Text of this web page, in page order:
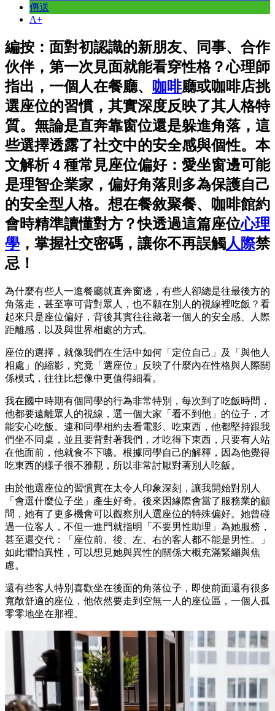
傳送
A+
編按：面對初認識的新朋友、同事、合作
伙伴，第一次見面就能看穿性格？心理師
指出，一個人在餐廳、
咖啡廳或咖啡店挑
選座位的習慣，其實深度反映了其人格特
質。無論是直奔靠窗位還是躲進角落，這
些選擇透露了社交中的安全感與個性。本
文解析 4 種常見座位偏好：愛坐窗邊可能
是理智企業家，偏好角落則多為保護自己
的安全型人格。想在餐敘聚餐、咖啡館約
會時精準讀懂對方？快透過這篇座位心理
學 ，掌握社交密碼，讓你不再誤觸人際禁
忌！
為什麼有些人一進餐廳就直奔窗邊，有些人卻總是往最後方的
角落走，甚至寧可背對眾人，也不願在別人的視線裡吃飯？看
起來只是座位偏好，背後其實往往藏著一個人的安全感、人際
距離感，以及與世界相處的方式。
座位的選擇，就像我們在生活中如何「定位自己」及「與他人
相處」的縮影，究竟「選座位」反映了什麼內在性格與人際關
係模式，往往比想像中更值得細看。
我在國中時期有個同學的行為非常特別，每次到了吃飯時間，
他都要遠離眾人的視線，選一個大家「看不到他」的位子，才
能安心吃飯。連和同學相約去看電影、吃東西，他都堅持跟我
們坐不同桌，並且要背對著我們，才吃得下東西，只要有人站
在他面前，他就食不下嚥。根據同學自己的解釋，因為他覺得
吃東西的樣子很不雅觀，所以非常討厭對著別人吃飯。
由於他選座位的習慣實在太令人印象深刻，讓我開始對別人
「會選什麼位子坐」產生好奇。後來因緣際會當了服務業的顧
問，她有了更多機會可以觀察別人選座位的特殊偏好。她曾碰
過一位客人，不但一進門就指明「不要男性助理」為她服務，
甚至還交代：「座位前、後、左、右的客人都不能是男性。」
如此懼怕異性，可以想見她與異性的關係大概充滿緊繃與焦
慮。
還有些客人特別喜歡坐在後面的角落位子，即使前面還有很多
寬敞舒適的座位，他依然要走到空無一人的座位區，一個人孤
零零地坐在那裡。